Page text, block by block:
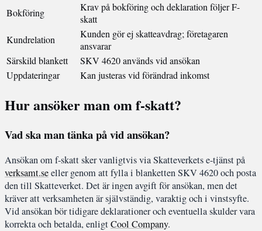
Bokföring
Krav på bokföring och deklaration följer F-
skatt
Kundrelation
Kunden gör ej skatteavdrag; företagaren
ansvarar
Särskild blankett
SKV 4620 används vid ansökan
Uppdateringar
Kan justeras vid förändrad inkomst
Hur ansöker man om f-skatt?
Vad ska man tänka på vid ansökan?
Ansökan om f-skatt sker vanligtvis via Skatteverkets e-tjänst på
verksamt.seeller genom att fylla i blanketten SKV 4620 och posta
den till Skatteverket. Det är ingen avgift för ansökan, men det
kräver att verksamheten är självständig, varaktig och i vinstsyfte.
Vid ansökan bör tidigare deklarationer och eventuella skulder vara
korrekta och betalda, enligtCool Company.